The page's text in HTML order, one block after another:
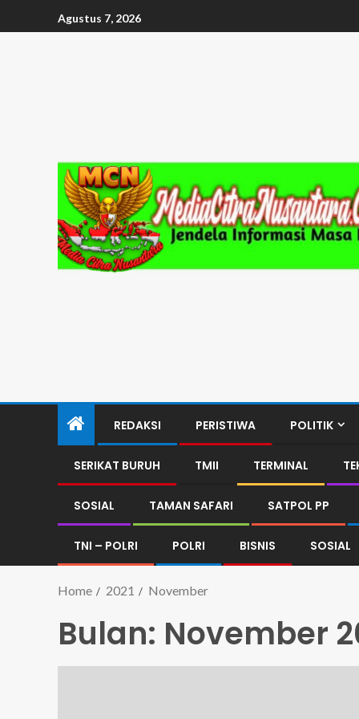
Agustus 7, 2026
REDAKSI PERISTIWA POLITIK
SERIKAT BURUH TMII TERMINAL
SOSIAL TAMAN SAFARI SATPOL PP
TNI – POLRI POLRI BISNIS SOSIAL
Home 2021 November
Bulan: November